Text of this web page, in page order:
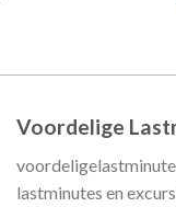
Voordelige
lastminutes en